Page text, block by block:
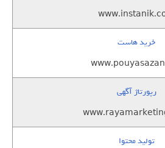
خرید هاست
رپورتاژ آگهی
تولید محتوا